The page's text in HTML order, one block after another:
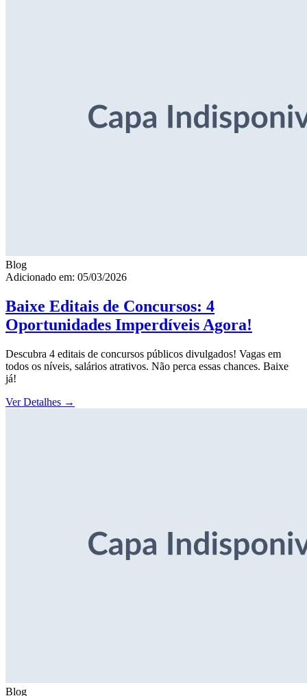
Blog
Adicionado em: 05/03/2026
Baixe Editais de Concursos: 4
Oportunidades Imperdíveis Agora!
Descubra 4 editais de concursos públicos divulgados! Vagas em
todos os níveis, salários atrativos. Não perca essas chances. Baixe
já!
Ver Detalhes →
Blog